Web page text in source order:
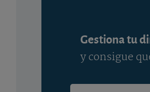
Gestiona tu
y consigue